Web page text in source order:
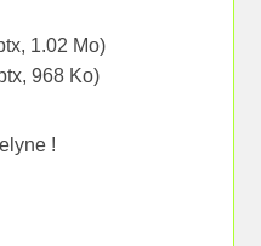
1.02 Mo)
968 Ko)
!